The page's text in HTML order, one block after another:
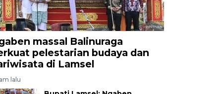
massal Balinuraga
pelestarian budaya dan
di Lamsel
lalu